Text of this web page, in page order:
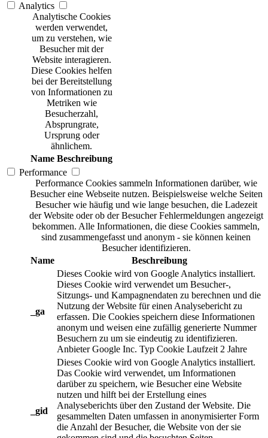
Analytics
Analytische Cookies
werden verwendet,
um zu verstehen, wie
Besucher mit der
Website interagieren.
Diese Cookies helfen
bei der Bereitstellung
von Informationen zu
Metriken wie
Besucherzahl,
Absprungrate,
Ursprung oder
ähnlichem.
Name Beschreibung
Performance
Performance Cookies sammeln Informationen darüber, wie
Besucher eine Webseite nutzen. Beispielsweise welche Seiten
Besucher wie häufig und wie lange besuchen, die Ladezeit
der Website oder ob der Besucher Fehlermeldungen angezeigt
bekommen. Alle Informationen, die diese Cookies sammeln,
sind zusammengefasst und anonym - sie können keinen
Besucher identifizieren.
Name
Beschreibung
_ga
Dieses Cookie wird von Google Analytics installiert.
Dieses Cookie wird verwendet um Besucher-,
Sitzungs- und Kampagnendaten zu berechnen und die
Nutzung der Website für einen Analysebericht zu
erfassen. Die Cookies speichern diese Informationen
anonym und weisen eine zufällig generierte Nummer
Besuchern zu um sie eindeutig zu identifizieren.
Anbieter Google Inc. Typ Cookie Laufzeit 2 Jahre
_gid
Dieses Cookie wird von Google Analytics installiert.
Das Cookie wird verwendet, um Informationen
darüber zu speichern, wie Besucher eine Website
nutzen und hilft bei der Erstellung eines
Analyseberichts über den Zustand der Website. Die
gesammelten Daten umfassen in anonymisierter Form
die Anzahl der Besucher, die Website von der sie